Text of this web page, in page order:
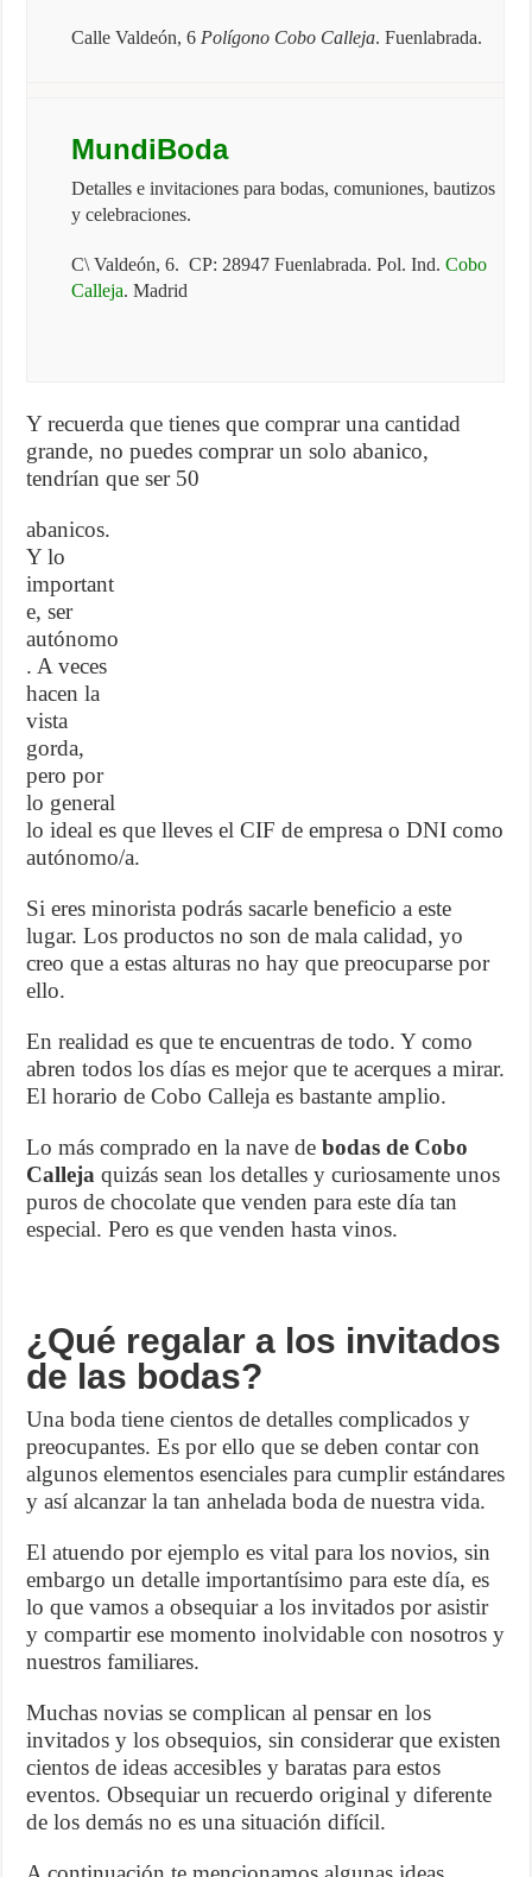
Calle Valdeón, 6 Polígono Cobo Calleja. Fuenlabrada.
MundiBoda
Detalles e invitaciones para bodas, comuniones, bautizos
y celebraciones.
C\ Valdeón, 6. CP: 28947 Fuenlabrada. Pol. Ind. Cobo
Calleja. Madrid
Y recuerda que tienes que comprar una cantidad
grande, no puedes comprar un solo abanico,
tendrían que ser 50
abanicos.
Y lo
important
e, ser
autónomo
. A veces
hacen la
vista
gorda,
pero por
lo general
lo ideal es que lleves el CIF de empresa o DNI como
autónomo/a.
Si eres minorista podrás sacarle beneficio a este
lugar. Los productos no son de mala calidad, yo
creo que a estas alturas no hay que preocuparse por
ello.
En realidad es que te encuentras de todo. Y como
abren todos los días es mejor que te acerques a mirar.
El horario de Cobo Calleja es bastante amplio.
Lo más comprado en la nave debodas de Cobo
Calleja quizás sean los detalles y curiosamente unos
puros de chocolate que venden para este día tan
especial. Pero es que venden hasta vinos.
¿Qué regalar a los invitados
de las bodas?
Una boda tiene cientos de detalles complicados y
preocupantes. Es por ello que se deben contar con
algunos elementos esenciales para cumplir estándares
y así alcanzar la tan anhelada boda de nuestra vida.
El atuendo por ejemplo es vital para los novios, sin
embargo un detalle importantísimo para este día, es
lo que vamos a obsequiar a los invitados por asistir
y compartir ese momento inolvidable con nosotros y
nuestros familiares.
Muchas novias se complican al pensar en los
invitados y los obsequios, sin considerar que existen
cientos de ideas accesibles y baratas para estos
eventos. Obsequiar un recuerdo original y diferente
de los demás no es una situación difícil.